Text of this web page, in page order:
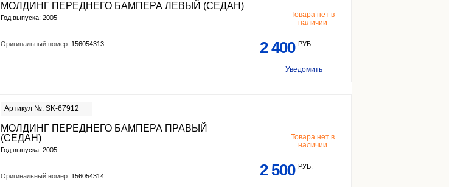
МОЛДИНГ ПЕРЕДНЕГО БАМПЕРА ЛЕВЫЙ (СЕДАН)
Год выпуска: 2005-
Оригинальный номер: 156054313
Товара нет в
наличии
2 400 РУБ.
Уведомить
Артикул №: SK-67912
МОЛДИНГ ПЕРЕДНЕГО БАМПЕРА ПРАВЫЙ
(СЕДАН)
Год выпуска: 2005-
Оригинальный номер: 156054314
Товара нет в
наличии
2 500 РУБ.